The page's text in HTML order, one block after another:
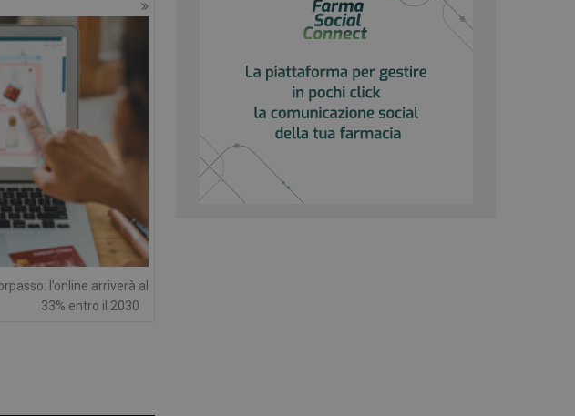
l’online arriverà al
33% entro il 2030
nome di cookie è associato a Google Universal
Analytics, che è un aggiornamento significativo del
di analisi più comunemente utilizzato da
Questo cookie viene utilizzato per distinguere
utenti unici assegnando un numero generato in modo
casuale come identificatore del cliente. È incluso in ogni
richiesta di pagina in un sito e utilizzato per calcolare i
dati di visitatori, sessioni e campagne per i rapporti di
analisi dei siti.
cookie viene utilizzato da Google Analytics per
mantenere lo stato della sessione.
cookie viene utilizzato dal servizio Cookie-
per ricordare le preferenze di consenso sui
dei visitatori. È necessario che il banner dei
di Cookie-Script.com funzioni correttamente.